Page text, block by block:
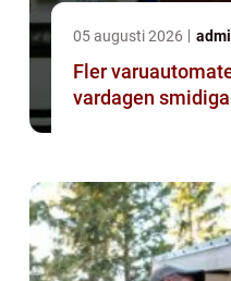
05 augusti 2026
Fler
vardagen